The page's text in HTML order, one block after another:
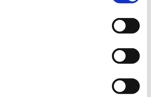
RC Passport International D1841
RC Berlin-Mitte
0